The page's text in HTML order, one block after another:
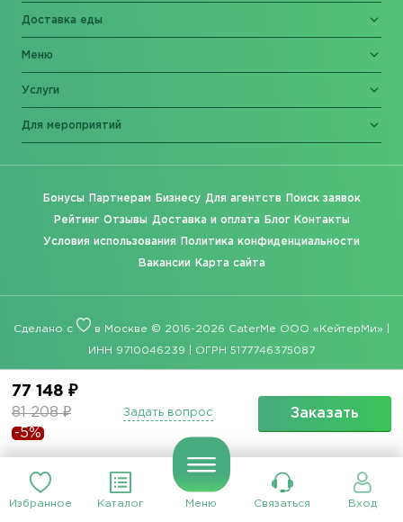
Избранное Каталог Меню Связаться Вход
77 148 ₽
81 208 ₽
-5%
Заказать
Задать вопрос
Доставка еды
Меню
Услуги
Для мероприятий
Бонусы Партнерам Бизнесу Для агентств Поиск заявок
Рейтинг Отзывы Доставка и оплата Блог Контакты
Условия использования Политика конфиденциальности
Вакансии Карта сайта
Сделано с в Москве © 2016-2026 CaterMe ООО «КейтерМи» |
ИНН 9710046239 | ОГРН 5177746375087